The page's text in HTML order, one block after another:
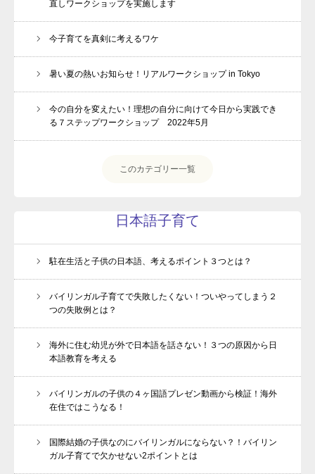
直しワークショップを実施します
今子育てを真剣に考えるワケ
暑い夏の熱いお知らせ！リアルワークショップ in Tokyo
今の自分を変えたい！理想の自分に向けて今日から実践でき
る７ステップワークショップ 2022年5月
このカテゴリー一覧
日本語子育て
駐在生活と子供の日本語、考えるポイント３つとは？
バイリンガル子育てで失敗したくない！ついやってしまう２
つの失敗例とは？
海外に住む幼児が外で日本語を話さない！３つの原因から日
本語教育を考える
バイリンガルの子供の４ヶ国語プレゼン動画から検証！海外
在住ではこうなる！
国際結婚の子供なのにバイリンガルにならない？！バイリン
ガル子育てで欠かせない2ポイントとは